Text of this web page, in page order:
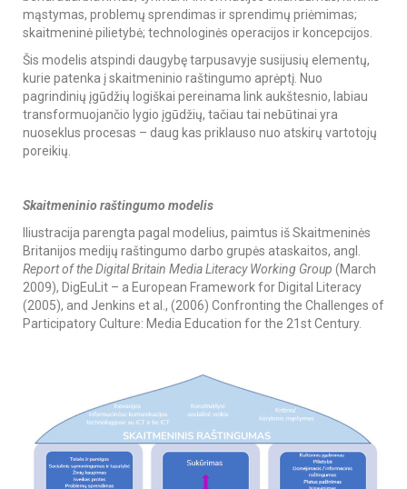
mąstymas, problemų sprendimas ir sprendimų priėmimas;
skaitmeninė pilietybė; technologinės operacijos ir koncepcijos.
Šis modelis atspindi daugybę tarpusavyje susijusių elementų,
kurie patenka į skaitmeninio raštingumo aprėptį. Nuo
pagrindinių įgūdžių logiškai pereinama link aukštesnio, labiau
transformuojančio lygio įgūdžių, tačiau tai nebūtinai yra
nuoseklus procesas – daug kas priklauso nuo atskirų vartotojų
poreikių.
Skaitmeninio raštingumo modelis
Iliustracija parengta pagal modelius, paimtus iš Skaitmeninės
Britanijos medijų raštingumo darbo grupės ataskaitos, angl.
Report of the Digital Britain Media Literacy Working Group (March
2009), DigEuLit – a European Framework for Digital Literacy
(2005), and Jenkins et al., (2006) Confronting the Challenges of
Participatory Culture: Media Education for the 21st Century.